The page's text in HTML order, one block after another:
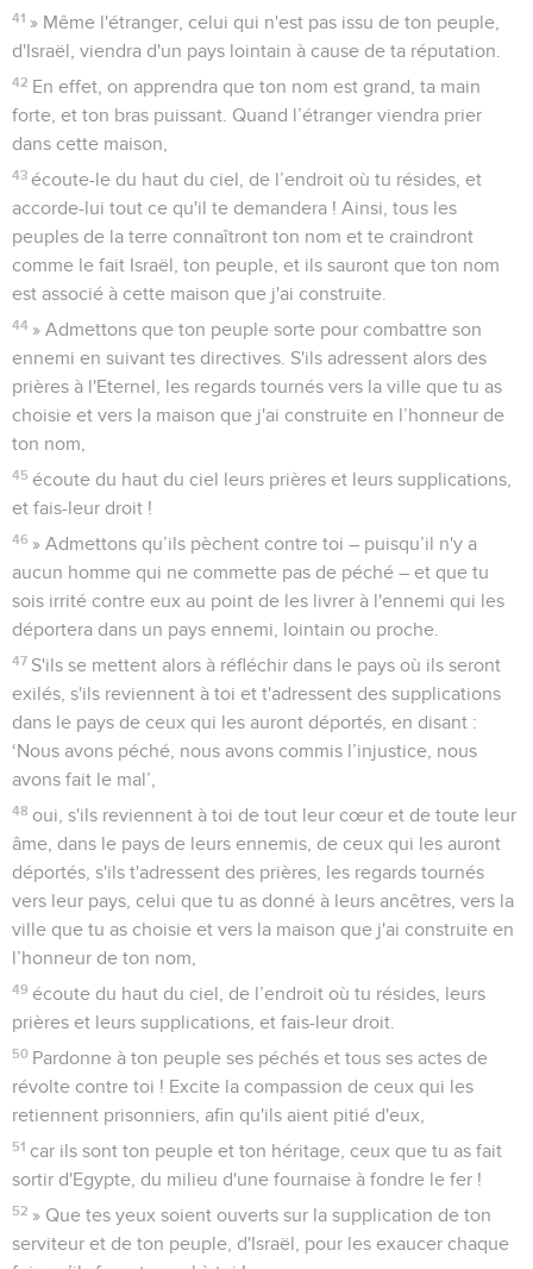
41 » Même l'étranger, celui qui n'est pas issu de ton peuple,
d'Israël, viendra d'un pays lointain à cause de ta réputation.
42 En effet, on apprendra que ton nom est grand, ta main
forte, et ton bras puissant. Quand l’étranger viendra prier
dans cette maison,
43 écoute-le du haut du ciel, de l’endroit où tu résides, et
accorde-lui tout ce qu'il te demandera ! Ainsi, tous les
peuples de la terre connaîtront ton nom et te craindront
comme le fait Israël, ton peuple, et ils sauront que ton nom
est associé à cette maison que j'ai construite.
44 » Admettons que ton peuple sorte pour combattre son
ennemi en suivant tes directives. S'ils adressent alors des
prières à l'Eternel, les regards tournés vers la ville que tu as
choisie et vers la maison que j'ai construite en l’honneur de
ton nom,
45 écoute du haut du ciel leurs prières et leurs supplications,
et fais-leur droit !
46 » Admettons qu’ils pèchent contre toi – puisqu’il n'y a
aucun homme qui ne commette pas de péché – et que tu
sois irrité contre eux au point de les livrer à l'ennemi qui les
déportera dans un pays ennemi, lointain ou proche.
47 S'ils se mettent alors à réfléchir dans le pays où ils seront
exilés, s'ils reviennent à toi et t'adressent des supplications
dans le pays de ceux qui les auront déportés, en disant :
‘Nous avons péché, nous avons commis l’injustice, nous
avons fait le mal’,
48 oui, s'ils reviennent à toi de tout leur cœur et de toute leur
âme, dans le pays de leurs ennemis, de ceux qui les auront
déportés, s'ils t'adressent des prières, les regards tournés
vers leur pays, celui que tu as donné à leurs ancêtres, vers la
ville que tu as choisie et vers la maison que j'ai construite en
l’honneur de ton nom,
49 écoute du haut du ciel, de l’endroit où tu résides, leurs
prières et leurs supplications, et fais-leur droit.
50 Pardonne à ton peuple ses péchés et tous ses actes de
révolte contre toi ! Excite la compassion de ceux qui les
retiennent prisonniers, afin qu'ils aient pitié d'eux,
51 car ils sont ton peuple et ton héritage, ceux que tu as fait
sortir d'Egypte, du milieu d'une fournaise à fondre le fer !
52 » Que tes yeux soient ouverts sur la supplication de ton
serviteur et de ton peuple, d'Israël, pour les exaucer chaque